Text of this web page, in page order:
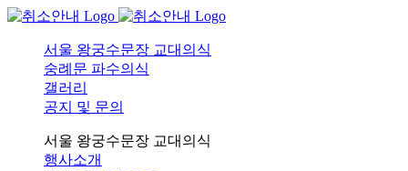
서울 왕궁수문장 교대의식
숭례문 파수의식
갤러리
공지 및 문의
서울 왕궁수문장 교대의식
행사소개